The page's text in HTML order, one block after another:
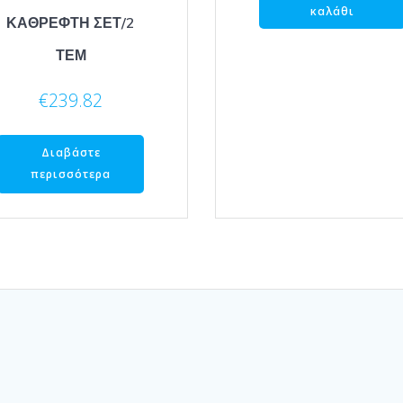
ΚΑΘΡΕΦΤΗ ΣΕΤ/2
ΤΕΜ
€239.82
Διαβάστε
περισσότερα
καλάθι